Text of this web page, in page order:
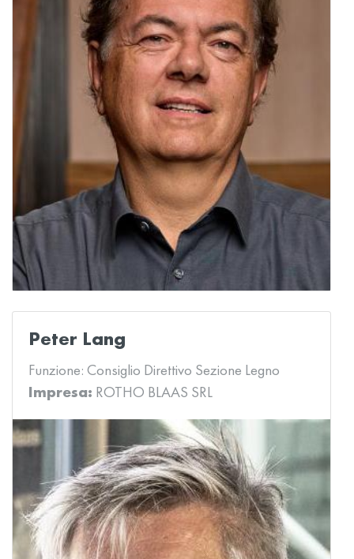
Peter Lang
Funzione: Consiglio Direttivo Sezione Legno
Impresa: ROTHO BLAAS SRL